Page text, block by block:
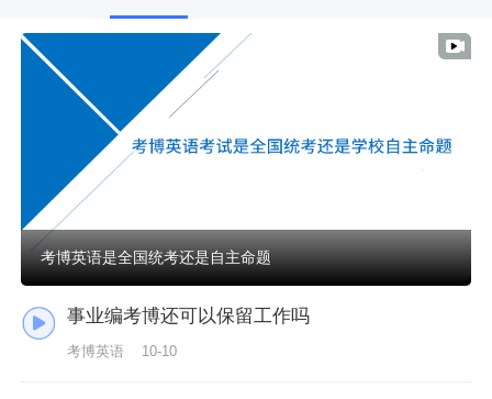
考博英语是全国统考还是自主命题
事业编考博还可以保留工作吗
考博英语 10-10